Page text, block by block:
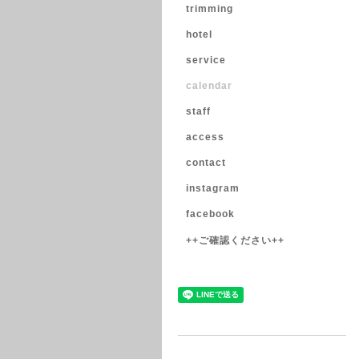
trimming
hotel
service
calendar
staff
access
contact
instagram
facebook
++ご確認ください++